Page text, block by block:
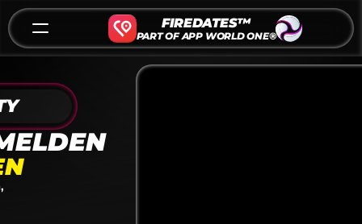
FIREDATES™
PART OF APP WORLD ONE®